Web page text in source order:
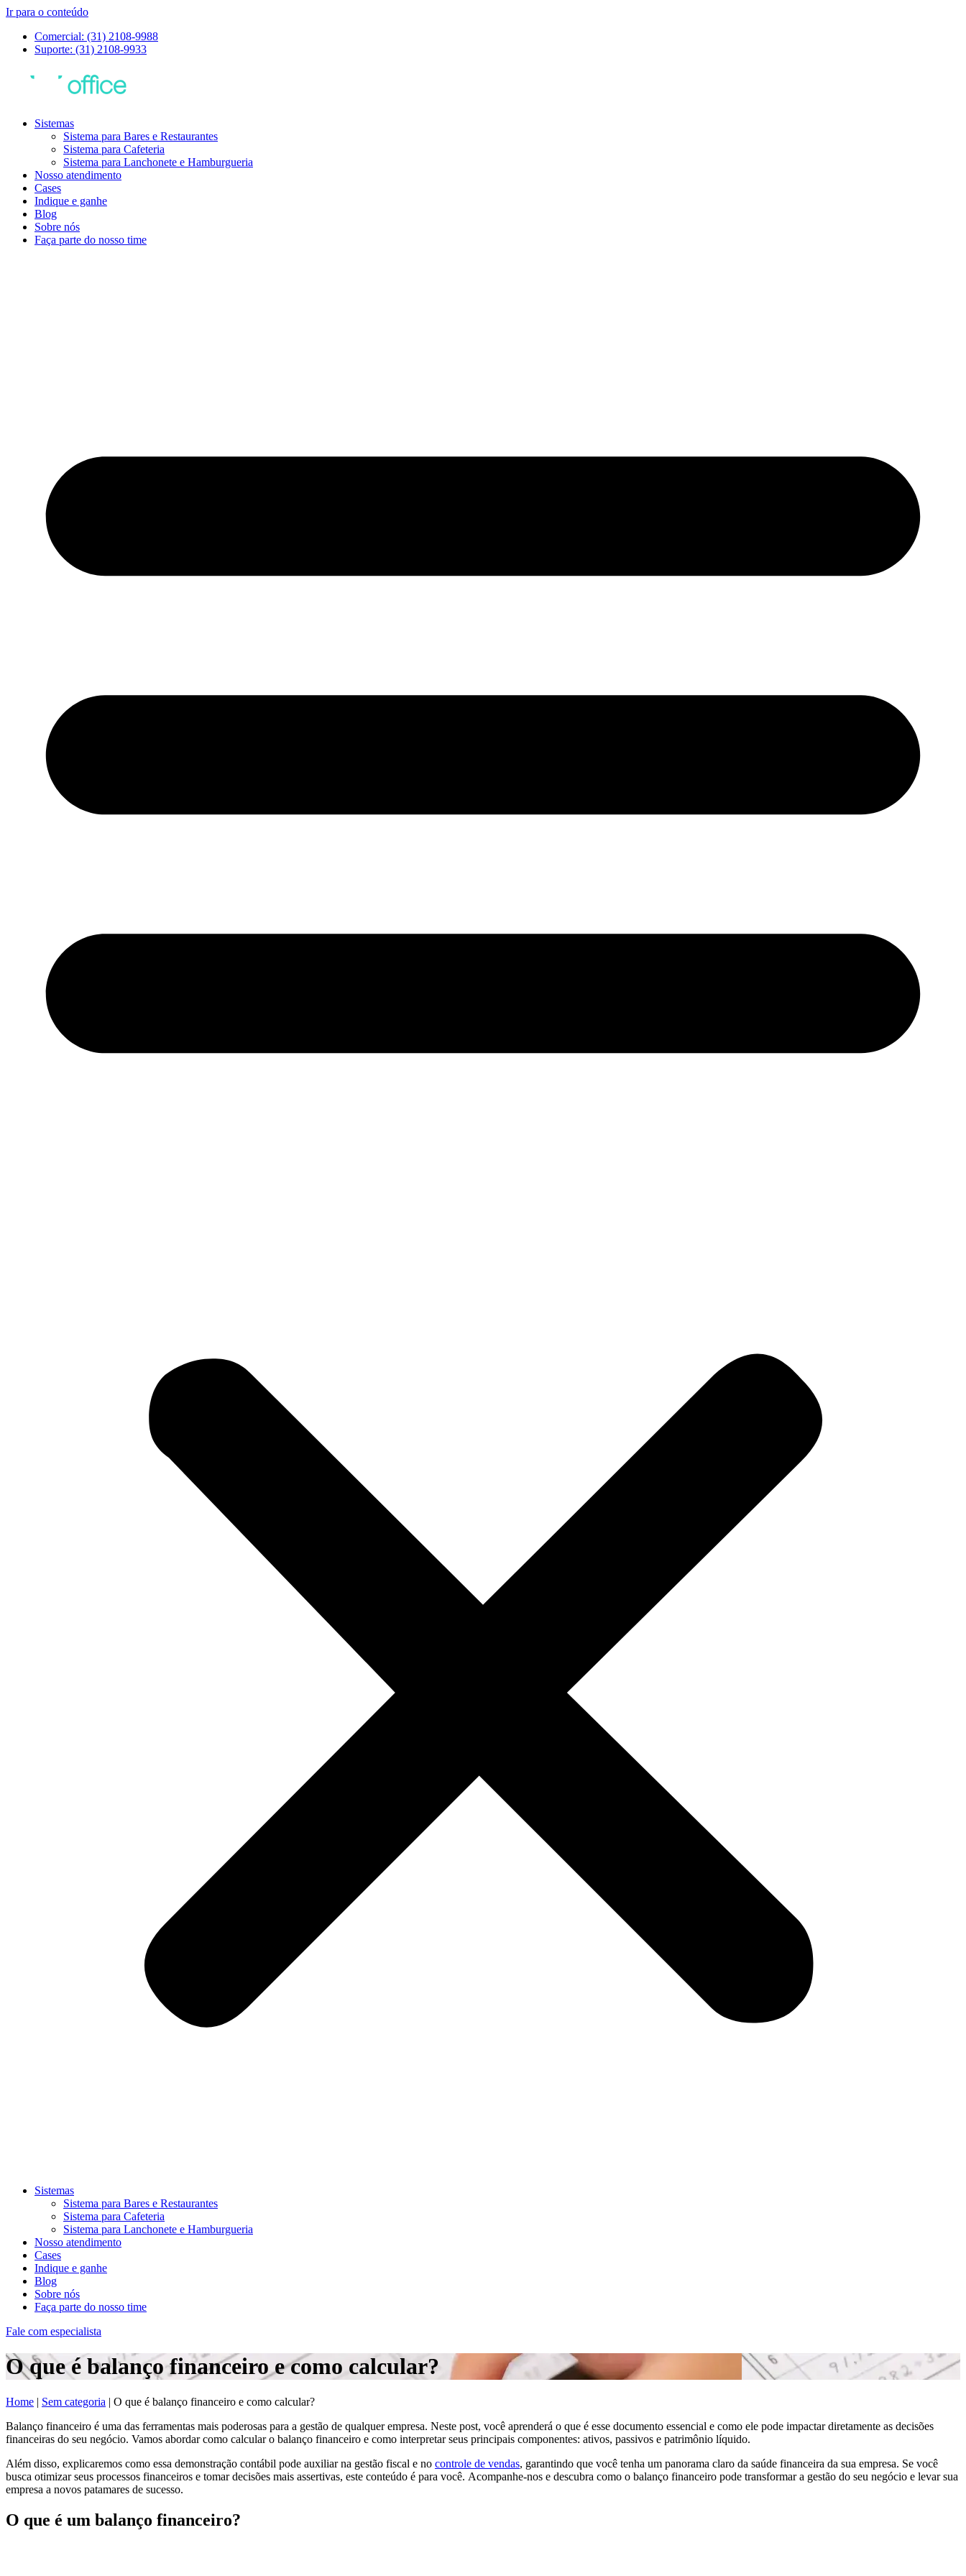
Ir para o conteúdo
Comercial: (31) 2108-9988
Suporte: (31) 2108-9933
Sistemas
Sistema para Bares e Restaurantes
Sistema para Cafeteria
Sistema para Lanchonete e Hamburgueria
Nosso atendimento
Cases
Indique e ganhe
Blog
Sobre nós
Faça parte do nosso time
Sistemas
Sistema para Bares e Restaurantes
Sistema para Cafeteria
Sistema para Lanchonete e Hamburgueria
Nosso atendimento
Cases
Indique e ganhe
Blog
Sobre nós
Faça parte do nosso time
Fale com especialista
O que é balanço financeiro e como calcular?
Home | Sem categoria | O que é balanço financeiro e como calcular?
Balanço financeiro é uma das ferramentas mais poderosas para a gestão de qualquer empresa. Neste post, você aprenderá o que é esse documento essencial e como ele pode impactar diretamente as decisões
financeiras do seu negócio. Vamos abordar como calcular o balanço financeiro e como interpretar seus principais componentes: ativos, passivos e patrimônio líquido.
Além disso, explicaremos como essa demonstração contábil pode auxiliar na gestão fiscal e no controle de vendas, garantindo que você tenha um panorama claro da saúde financeira da sua empresa. Se você
busca otimizar seus processos financeiros e tomar decisões mais assertivas, este conteúdo é para você. Acompanhe-nos e descubra como o balanço financeiro pode transformar a gestão do seu negócio e levar sua
empresa a novos patamares de sucesso.
O que é um balanço financeiro?